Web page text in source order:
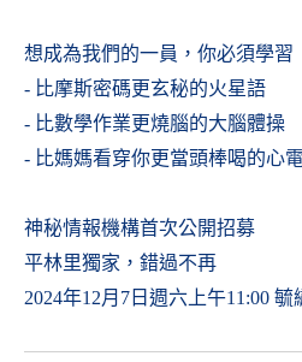
想成為我們的一員，你必須學習
- 比摩斯密碼更玄秘的火星語
- 比數學作業更燒腦的大腦體操
- 比媽媽看穿你更當頭棒喝的心
神秘情報機構首次公開招募
平林里獨家，錯過不再
2024年12月7日週六上午11:00